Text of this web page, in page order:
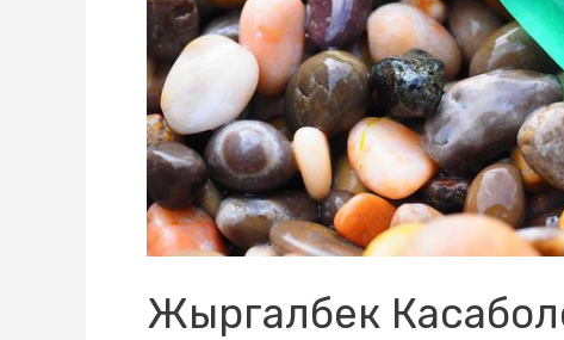
Жыргалбек